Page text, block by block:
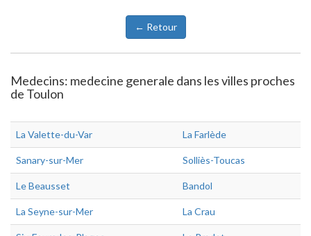
← Retour
Medecins: medecine generale dans les villes proches
de Toulon
La Valette-du-Var La Farlède
Sanary-sur-Mer Solliès-Toucas
Le Beausset Bandol
La Seyne-sur-Mer La Crau